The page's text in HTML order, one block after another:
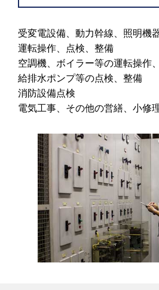
受変電設備、動力幹線、照明機
運転操作、点検、整備
空調機、ボイラー等の運転操作
給排水ポンプ等の点検、整備
消防設備点検
電気工事、その他の営繕、小修